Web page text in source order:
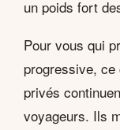
un poids fort
Pour vous qui
progressive,
privés
voyageurs. Ils